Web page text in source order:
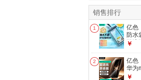
销售排行
1
亿色
防水
游泳
照编
防雨
￥
2
亿色
华为
￥